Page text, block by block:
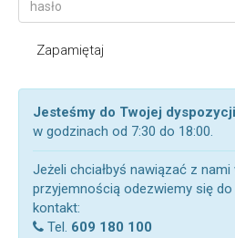
Zapamiętaj
Jesteśmy do Twojej dyspozycji
w godzinach od 7:30 do 18:00.
Jeżeli chciałbyś nawiązać z nami
przyjemnością odezwiemy się
kontakt:
Tel. 609 180 100